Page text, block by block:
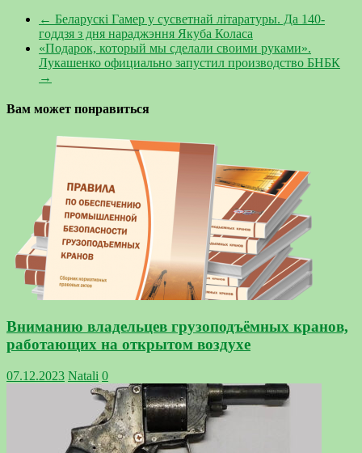
← Беларускі Гамер у сусветнай літаратуры. Да 140-
годдзя з дня нараджэння Якуба Коласа
«Подарок, который мы сделали своими руками».
Лукашенко официально запустил производство БНБК
→
Вам может понравиться
Вниманию владельцев грузоподъёмных кранов,
работающих на открытом воздухе
07.12.2023 Natali 0